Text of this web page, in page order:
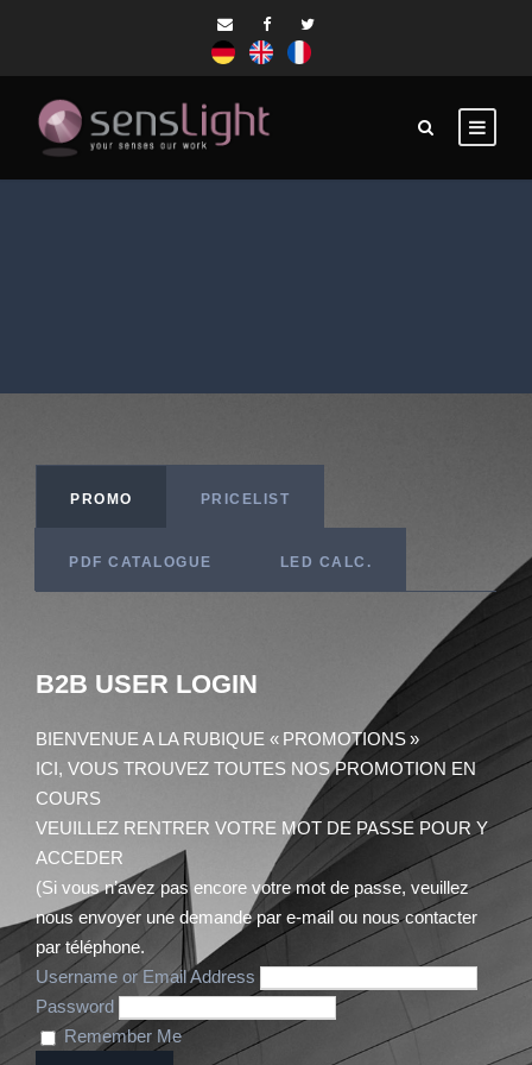
PROMO PRICELIST
PDF CATALOGUE LED CALC.
B2B USER LOGIN
BIENVENUE A LA RUBIQUE « PROMOTIONS »
ICI, VOUS TROUVEZ TOUTES NOS PROMOTION EN
COURS
VEUILLEZ RENTRER VOTRE MOT DE PASSE POUR Y
ACCEDER
(Si vous n’avez pas encore votre mot de passe, veuillez
nous envoyer une demande par e-mail ou nous contacter
par téléphone.
Username or Email Address
Password
Remember Me